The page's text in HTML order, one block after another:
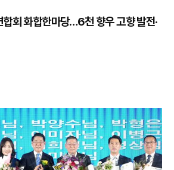
기
회 화합한마당…6천 향우 고향 발전·